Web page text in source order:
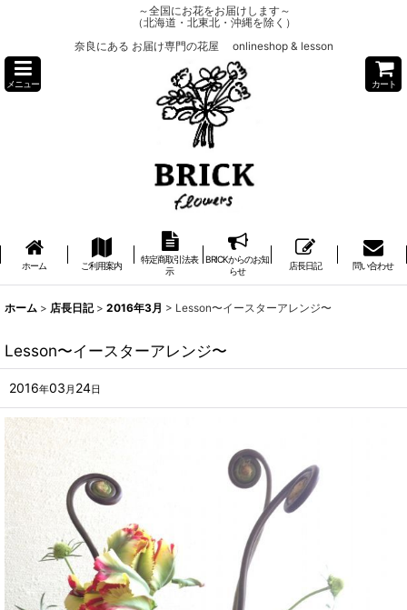
～全国にお花をお届けします～
（北海道・北東北・沖縄を除く）
奈良にある お届け専門の花屋 onlineshop & lesson
メニュー カート
ホーム ご利用案内
特定商取引法表
示
BRICKからのお知
らせ
店長日記 問い合わせ
ホーム > 店長日記 > 2016年3月 > Lesson〜イースターアレンジ〜
Lesson〜イースターアレンジ〜
2016年03 月 24日